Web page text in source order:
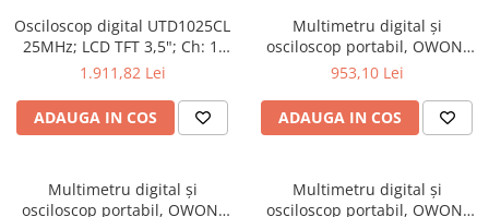
Osciloscop digital UTD1025CL
25MHz; LCD TFT 3,5"; Ch: 1;
250Msps; 12kpts compatibil
1.911,82 Lei
ADAUGA IN COS
Multimetru digital și
osciloscop portabil, OWON,
HDS242, 200mV-1kV, 200mA-
953,10 Lei
ADAUGA IN COS
Multimetru digital și
osciloscop portabil, OWON,
Multimetru digital și
osciloscop portabil, OWON,